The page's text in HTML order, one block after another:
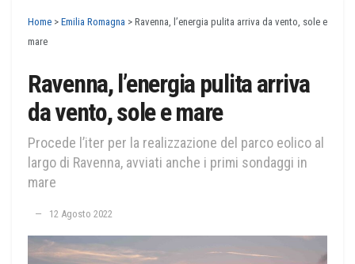
Home > Emilia Romagna > Ravenna, l’energia pulita arriva da vento, sole e
mare
Ravenna, l’energia pulita arriva
da vento, sole e mare
Procede l’iter per la realizzazione del parco eolico al
largo di Ravenna, avviati anche i primi sondaggi in
mare
12 Agosto 2022